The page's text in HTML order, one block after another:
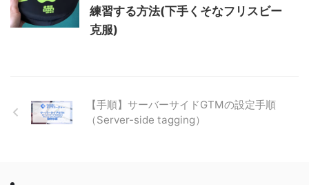
練習する方法(下手くそなフリスビー
克服)
【手順】サーバーサイドGTMの設定手順
（Server-side tagging）